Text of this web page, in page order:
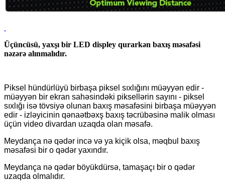
Üçüncüsü, yaxşı bir LED displey qurarkən baxış məsafəsi
nəzərə alınmalıdır.
Piksel hündürlüyü birbaşa piksel sıxlığını müəyyən edir -
müəyyən bir ekran sahəsindəki piksellərin sayını - piksel
sıxlığı isə tövsiyə olunan baxış məsafəsini birbaşa müəyyən
edir - izləyicinin qənaətbəxş baxış təcrübəsinə malik olması
üçün video divardan uzaqda olan məsafə.
Meydança nə qədər incə və ya kiçik olsa, məqbul baxış
məsafəsi bir o qədər yaxındır.
Meydança nə qədər böyükdürsə, tamaşaçı bir o qədər
uzaqda olmalıdır.